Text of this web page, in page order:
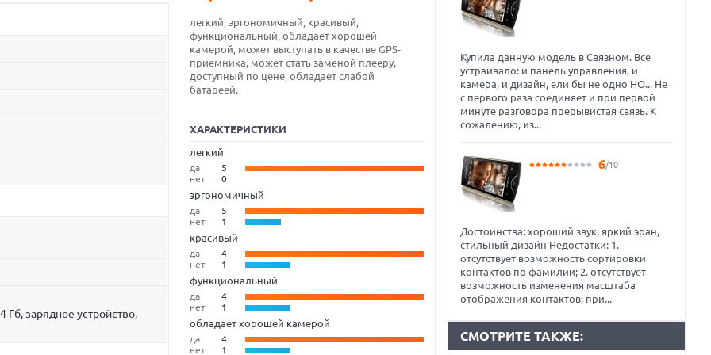
легкий, эргономичный, красивый,
функциональный, обладает хорошей
камерой, может выступать в качестве GPS-
приемника, может стать заменой плееру,
доступный по цене, обладает слабой
батареей.
ХАРАКТЕРИСТИКИ
легкий
да
5
нет
0
эргономичный
да
5
нет
1
красивый
да
4
нет
1
функциональный
да
4
нет
1
обладает хорошей камерой
да
4
нет
1
Гб, зарядное устройство,
Купила данную модель в Связном. Все
устраивало: и панель управления, и
камера, и дизайн, ели бы не одно НО... Не
с первого раза соединяет и при первой
минуте разговора прерывистая связь. К
сожалению, из...
6/10
Достоинства: хороший звук, яркий эран,
стильный дизайн Недостатки: 1.
отсутствует возможность сортировки
контактов по фамилии; 2. отсутствует
возможность изменения масштаба
отображения контактов; при...
СМОТРИТЕ ТАКЖЕ: